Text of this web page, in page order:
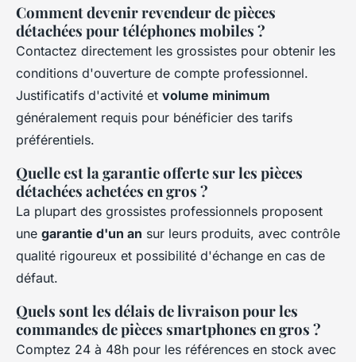
Comment devenir revendeur de pièces
détachées pour téléphones mobiles ?
Contactez directement les grossistes pour obtenir les
conditions d'ouverture de compte professionnel.
Justificatifs d'activité et volume minimum
généralement requis pour bénéficier des tarifs
préférentiels.
Quelle est la garantie offerte sur les pièces
détachées achetées en gros ?
La plupart des grossistes professionnels proposent
une garantie d'un an sur leurs produits, avec contrôle
qualité rigoureux et possibilité d'échange en cas de
défaut.
Quels sont les délais de livraison pour les
commandes de pièces smartphones en gros ?
Comptez 24 à 48h pour les références en stock avec